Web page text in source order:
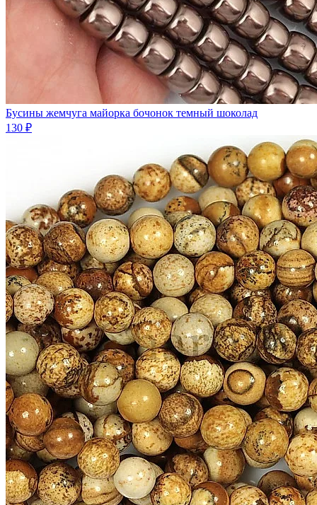
Бусины жемчуга майорка бочонок темный шоколад
130 ₽